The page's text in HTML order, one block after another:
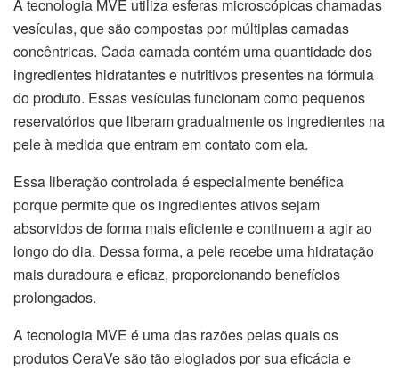
A tecnologia MVE utiliza esferas microscópicas chamadas
vesículas, que são compostas por múltiplas camadas
concêntricas. Cada camada contém uma quantidade dos
ingredientes hidratantes e nutritivos presentes na fórmula
do produto. Essas vesículas funcionam como pequenos
reservatórios que liberam gradualmente os ingredientes na
pele à medida que entram em contato com ela.
Essa liberação controlada é especialmente benéfica
porque permite que os ingredientes ativos sejam
absorvidos de forma mais eficiente e continuem a agir ao
longo do dia. Dessa forma, a pele recebe uma hidratação
mais duradoura e eficaz, proporcionando benefícios
prolongados.
A tecnologia MVE é uma das razões pelas quais os
produtos CeraVe são tão elogiados por sua eficácia e